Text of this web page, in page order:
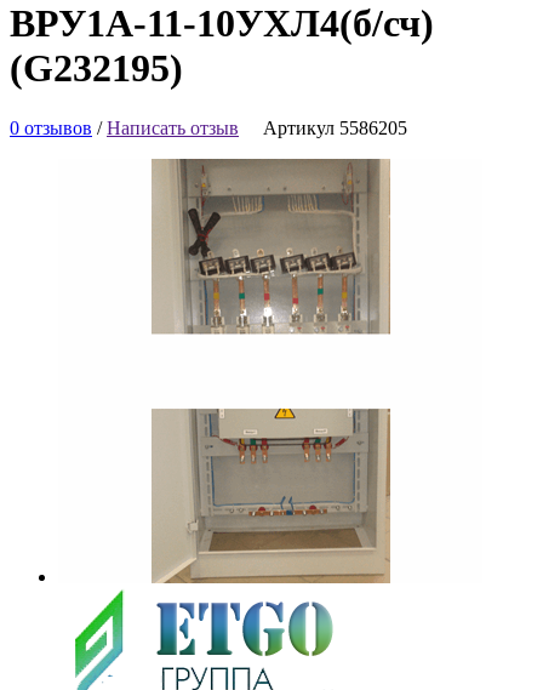
ВРУ1А-11-10УХЛ4(б/сч)
(G232195)
0 отзывов /Написать отзыв Артикул 5586205